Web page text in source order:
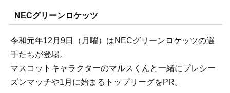
NECグリーンロケッツ
令和元年12月9日（月曜）はNECグリーンロケッツの選
手たちが登場。
マスコットキャラクターのマルスくんと一緒にプレシー
ズンマッチや1月に始まるトップリーグをPR。